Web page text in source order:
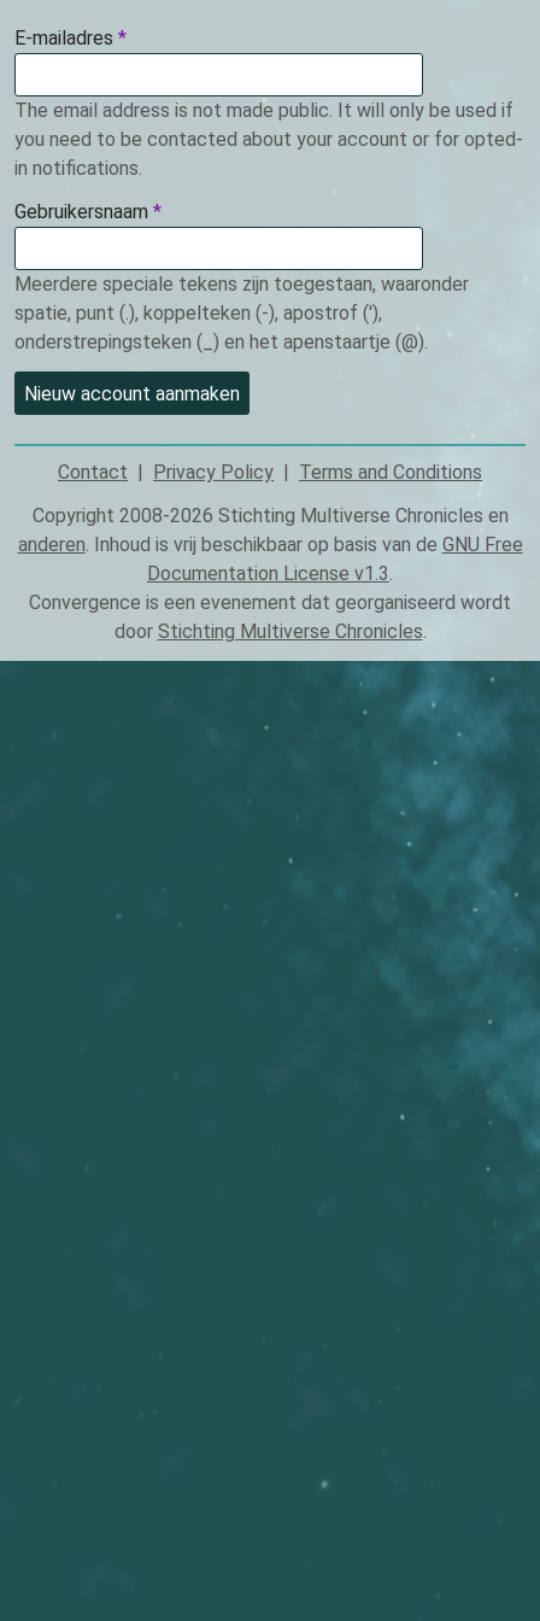
E-mailadres
is
required.
The email address is not made public. It will only be used if
you need to be contacted about your account or for opted-
in notifications.
Gebruikersnaam
is
required.
Meerdere speciale tekens zijn toegestaan, waaronder
spatie, punt (.), koppelteken (-), apostrof ('),
onderstrepingsteken (_) en het apenstaartje (@).
Footer
Contact Privacy Policy
Terms and Conditions
Copyright 2008-2026 Stichting Multiverse Chronicles en
anderen. Inhoud is vrij beschikbaar op basis van de GNU Free
Documentation License v1.3.
Convergence is een evenement dat georganiseerd wordt
door Stichting Multiverse Chronicles.